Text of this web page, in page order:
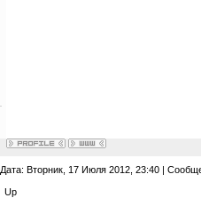
Дата: Вторник, 17 Июля 2012, 23:40 |
Up